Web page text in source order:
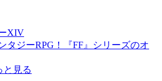
XIV
タジーRPG！『FF』シリーズのオ
と見る